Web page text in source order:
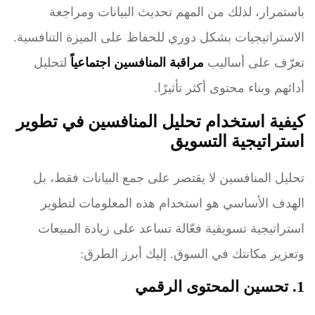
باستمرار، لذلك من المهم تحديث البيانات ومراجعة
الاستراتيجيات بشكل دوري للحفاظ على الميزة التنافسية.
تعرّف على أساليب مراقبة المنافسين اجتماعياً لتحليل
أدائهم وبناء محتوى أكثر تأثيرًا.
كيفية استخدام تحليل المنافسين في تطوير
استراتيجية التسويق
تحليل المنافسين لا يقتصر على جمع البيانات فقط، بل
الهدف الأساسي هو استخدام هذه المعلومات لتطوير
استراتيجية تسويقية فعّالة تساعد على زيادة المبيعات
وتعزيز مكانتك في السوق. إليك أبرز الطرق:
1. تحسين المحتوى الرقمي